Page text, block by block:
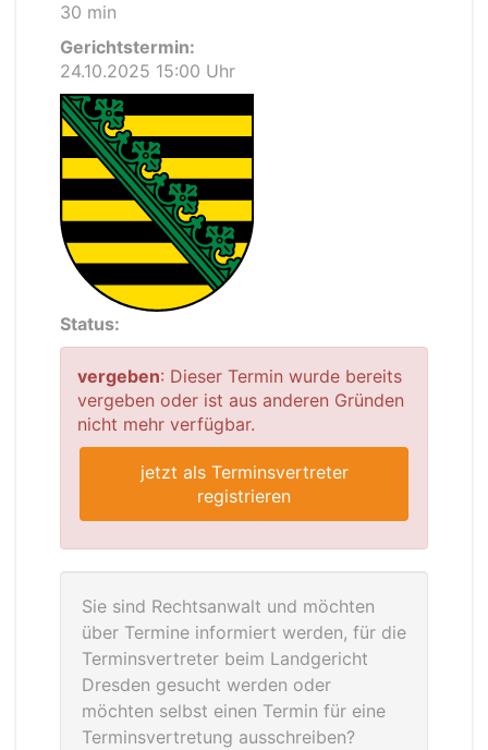
30 min
Gerichtstermin:
24.10.2025 15:00 Uhr
Status:
vergeben: Dieser Termin wurde bereits
vergeben oder ist aus anderen Gründen
nicht mehr verfügbar.
jetzt als Terminsvertreter
registrieren
Sie sind Rechtsanwalt und möchten
über Termine informiert werden, für die
Terminsvertreter beim Landgericht
Dresden gesucht werden oder
möchten selbst einen Termin für eine
Terminsvertretung ausschreiben?